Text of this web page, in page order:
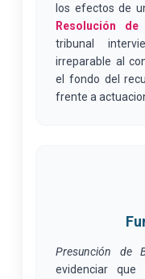
los efectos de
Resolución
tribunal
irreparable al
el fondo del
frente a
Presunción de
evidenciar